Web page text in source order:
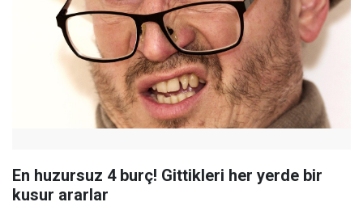
En huzursuz 4 burç! Gittikleri her yerde bir
kusur ararlar